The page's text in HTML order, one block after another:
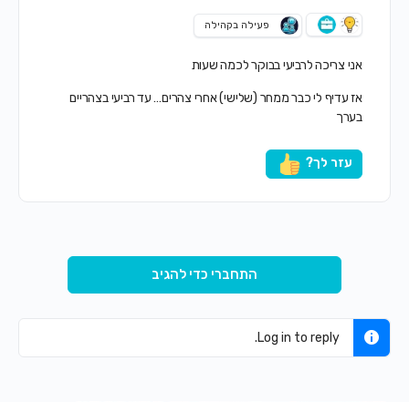
פעילה בקהילה
אני צריכה לרביעי בבוקר לכמה שעות
אז עדיף לי כבר ממחר (שלישי) אחרי צהרים… עד רביעי בצהריים
בערך
עזר לך?
התחברי כדי להגיב
Log in to reply.